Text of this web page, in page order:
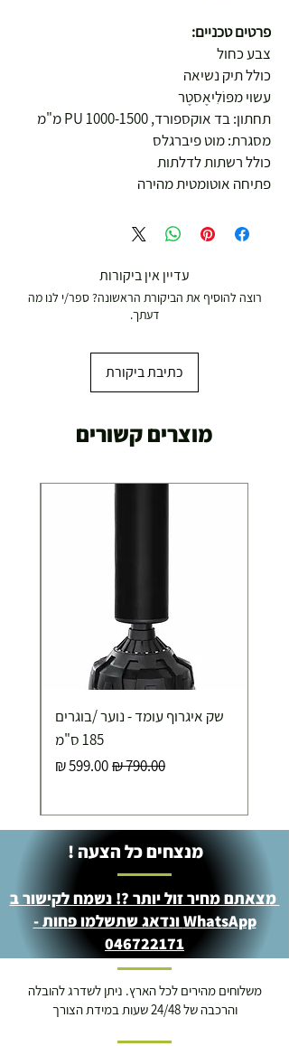
פרטים טכניים:
צבע כחול
כולל תיק נשיאה
עשוי מפּוֹלִיאֶסטֶר
תחתון: בד אוקספורד, PU 1000-1500 מ"מ
מסגרת: מוט פיברגלס
כולל רשתות לדלתות
פתיחה אוטומטית מהירה
עדיין אין ביקורות
רוצה להוסיף את הביקורת הראשונה? ספר/י לנו מה
דעתך.
כתיבת ביקורת
מוצרים קשורים
שק איגרוף עומד - נוער /בוגרים
185 ס"מ
מחיר רגילמחיר מבצע
מנצחים כל הצעה !
מצאתם מחיר זול יותר ?! נשמח לקישור ב
WhatsApp ונדאג שתשלמו פחות -
046722171
משלוחים מהירים לכל הארץ. ניתן לשדרג להובלה
והרכבה של 24/48 שעות במידת הצורך